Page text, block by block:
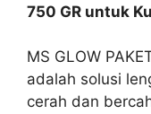
750 GR untuk
MS GLOW
adalah solusi
cerah dan